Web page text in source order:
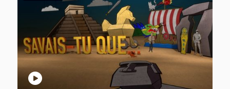
play_circle